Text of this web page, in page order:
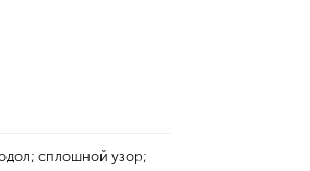
сплошной узор;